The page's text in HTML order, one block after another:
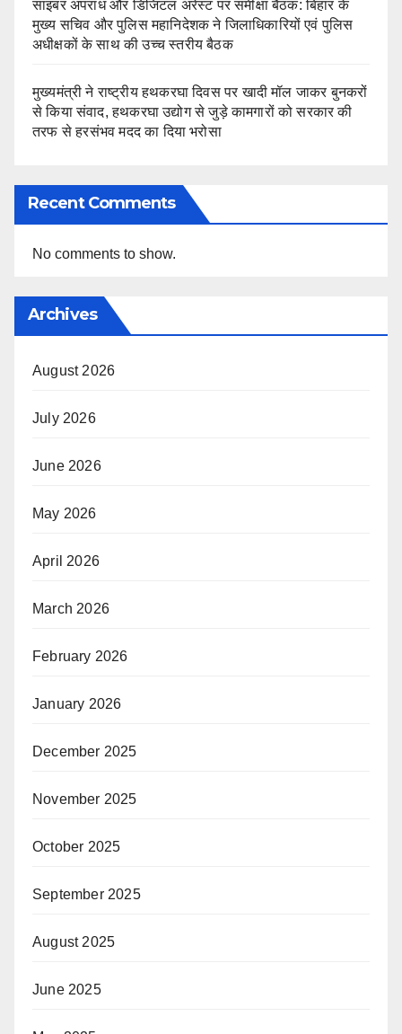
साइबर अपराध और डिजिटल अरेस्ट पर समीक्षा बैठक: बिहार के
मुख्य सचिव और पुलिस महानिदेशक ने जिलाधिकारियों एवं पुलिस
अधीक्षकों के साथ की उच्च स्तरीय बैठक
मुख्यमंत्री ने राष्ट्रीय हथकरघा दिवस पर खादी मॉल जाकर बुनकरों
से किया संवाद, हथकरघा उद्योग से जुड़े कामगारों को सरकार की
तरफ से हरसंभव मदद का दिया भरोसा
Recent Comments
No comments to show.
Archives
August 2026
July 2026
June 2026
May 2026
April 2026
March 2026
February 2026
January 2026
December 2025
November 2025
October 2025
September 2025
August 2025
June 2025